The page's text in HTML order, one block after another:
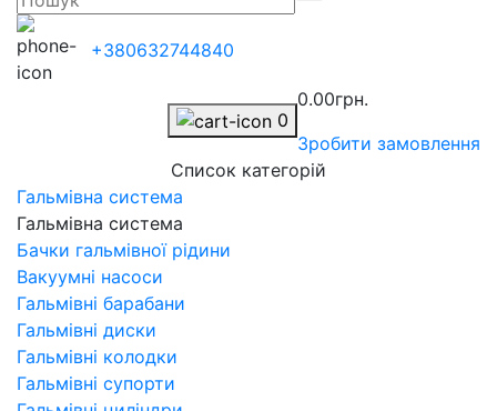
+380632744840
0
0.00грн.
Зробити замовлення
Список категорій
Гальмівна система
Гальмівна система
Бачки гальмівної рідини
Вакуумні насоси
Гальмівні барабани
Гальмівні диски
Гальмівні колодки
Гальмівні супорти